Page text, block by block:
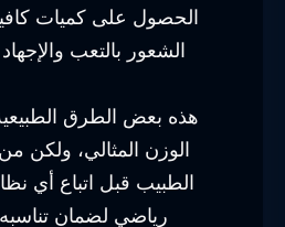
الحصول على كميات
الشعور بالتعب
هذه بعض الطرق
الوزن المثالي، ولكن
الطبيب قبل اتباع أي
رياضي لضمان